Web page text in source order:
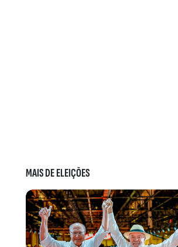
MAIS DE ELEIÇÕES